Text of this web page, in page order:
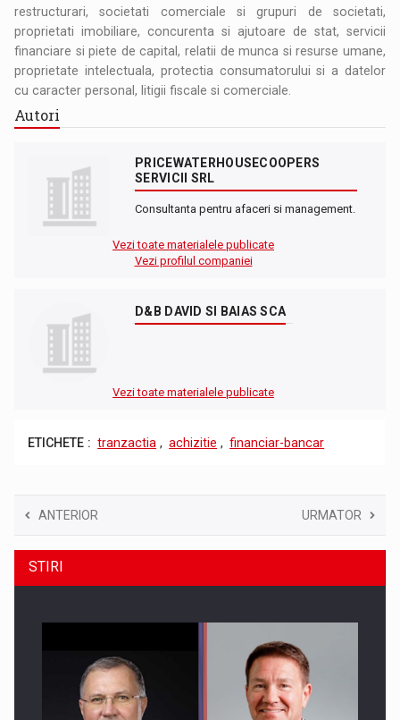
restructurari, societati comerciale si grupuri de societati,
proprietati imobiliare, concurenta si ajutoare de stat, servicii
financiare si piete de capital, relatii de munca si resurse umane,
proprietate intelectuala, protectia consumatorului si a datelor
cu caracter personal, litigii fiscale si comerciale.
Autori
PRICEWATERHOUSECOOPERS
SERVICII SRL
Consultanta pentru afaceri si management.
Vezi toate materialele publicate
Vezi profilul companiei
D&B DAVID SI BAIAS SCA
Vezi toate materialele publicate
ETICHETE : tranzactia , achizitie , financiar-bancar
ANTERIOR URMATOR
STIRI